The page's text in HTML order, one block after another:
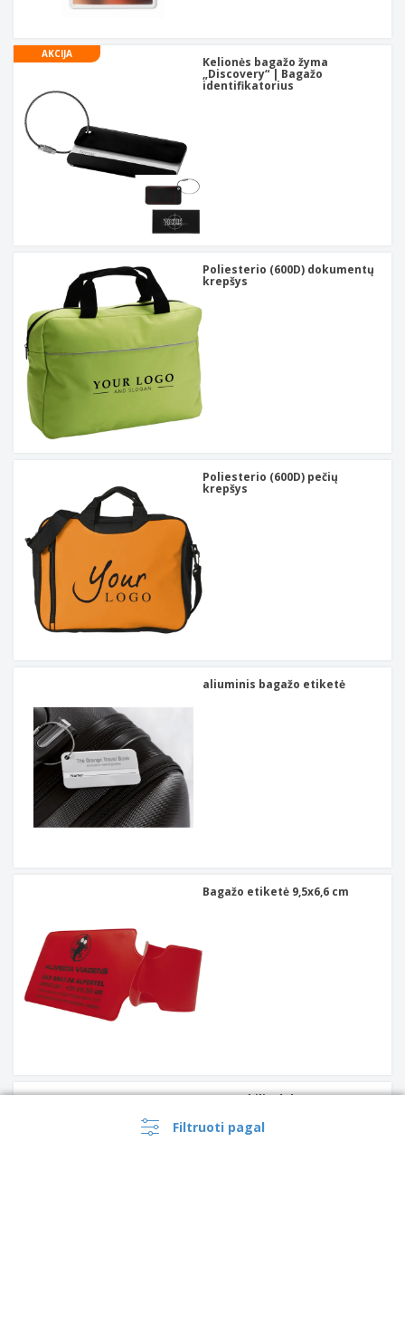
Filtruoti pagal
AKCIJA
Kelionės bagažo žyma
„Discovery“ | Bagažo
identifikatorius
Poliesterio (600D) dokumentų
krepšys
Poliesterio (600D) pečių
krepšys
aliuminis bagažo etiketė
Bagažo etiketė 9,5x6,6 cm
Automobilio dokumentų